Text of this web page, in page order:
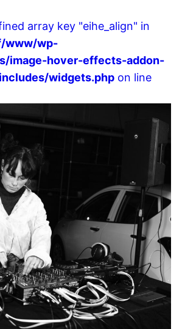
array key "eihe_align" in
www/wp-
image-hover-effects-addon-
widgets.php on line